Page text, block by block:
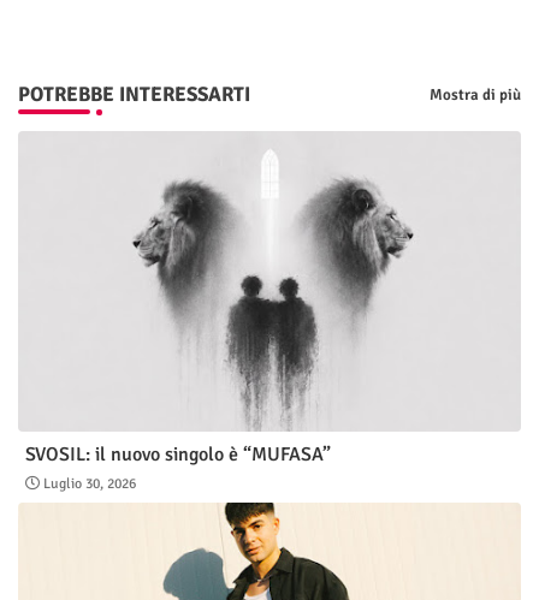
POTREBBE INTERESSARTI Mostra di più
SVOSIL: il nuovo singolo è “MUFASA”
Luglio 30, 2026